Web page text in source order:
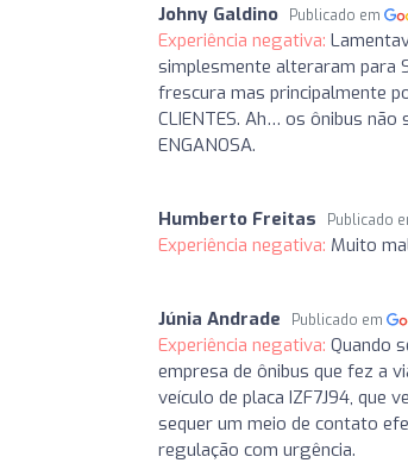
Johny Galdino Publicado em
Experiência negativa:
simplesmente alteraram para
frescura mas principalmente
CLIENTES. Ah… os ônibus
ENGANOSA.
Humberto Freitas Publicado
Experiência negativa: Muito
Júnia Andrade Publicado em
Experiência negativa: Quando
empresa de ônibus que fez a
veículo de placa IZF7J94, que
sequer um meio de contato
regulação com urgência.